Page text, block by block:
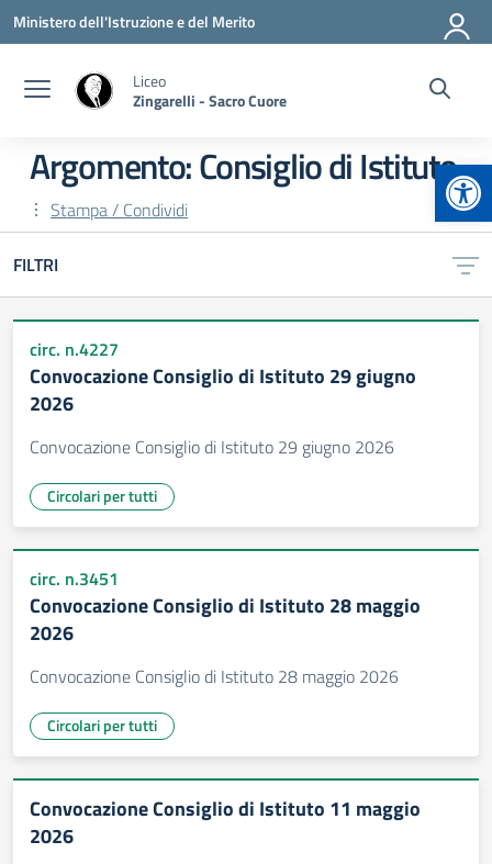
Vai ai contenuti
Vai al menu di navigazione
Vai al footer
Ministero dell'Istruzione e del Merito
Liceo
Zingarelli - Sacro Cuore
Argomento: Consiglio di Istituto
Stampa / Condividi
FILTRI
circ. n.4227
Convocazione Consiglio di Istituto 29 giugno
2026
Convocazione Consiglio di Istituto 29 giugno 2026
Circolari per tutti
circ. n.3451
Convocazione Consiglio di Istituto 28 maggio
2026
Convocazione Consiglio di Istituto 28 maggio 2026
Circolari per tutti
Convocazione Consiglio di Istituto 11 maggio
2026